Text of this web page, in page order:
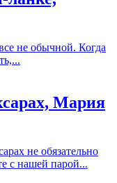
не обычной. Когда
Мария
не обязательно
с нашей парой...